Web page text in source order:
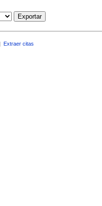
Exportar
Extraer citas